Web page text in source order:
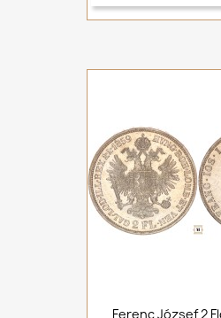
Ferenc József 2